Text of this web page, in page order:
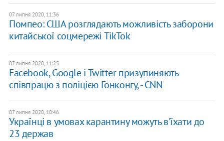
07 липня 2020, 11:36
Помпео: США розглядають можливість заборони
китайської соцмережі TikTok
07 липня 2020, 11:25
Facebook, Google і Twitter призупиняють
співпрацю з поліцією Гонконгу, - CNN
07 липня 2020, 10:46
Українці в умовах карантину можуть в'їхати до
23 держав